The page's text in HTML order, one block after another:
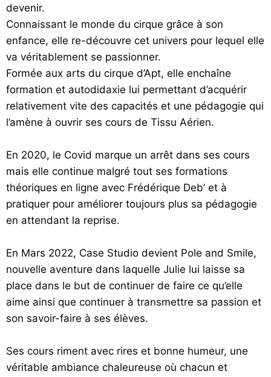
devenir.
Connaissant le monde du cirque grâce à son
enfance, elle re-découvre cet univers pour lequel elle
va véritablement se passionner.
Formée aux arts du cirque d’Apt, elle enchaîne
formation et autodidaxie lui permettant d’acquérir
relativement vite des capacités et une pédagogie qui
l’amène à ouvrir ses cours de Tissu Aérien.
En 2020, le Covid marque un arrêt dans ses cours
mais elle continue malgré tout ses formations
théoriques en ligne avec Frédérique Deb’ et à
pratiquer pour améliorer toujours plus sa pédagogie
en attendant la reprise.
En Mars 2022, Case Studio devient Pole and Smile,
nouvelle aventure dans laquelle Julie lui laisse sa
place dans le but de continuer de faire ce qu’elle
aime ainsi que continuer à transmettre sa passion et
son savoir-faire à ses élèves.
Ses cours riment avec rires et bonne humeur, une
véritable ambiance chaleureuse où chacun et